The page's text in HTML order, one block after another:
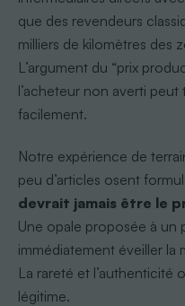
que des revendeurs
milliers de kilomètres des
L’argument du “prix
l’acheteur non averti
facilement.
Notre expérience de
peu d’articles osent
devrait jamais être le
Une opale proposée à un
immédiatement éveiller la
La rareté et
légitime.